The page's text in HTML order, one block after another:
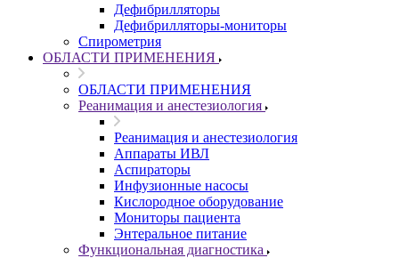
Дефибрилляторы
Дефибрилляторы-мониторы
Спирометрия
ОБЛАСТИ ПРИМЕНЕНИЯ
ОБЛАСТИ ПРИМЕНЕНИЯ
Реанимация и анестезиология
Реанимация и анестезиология
Аппараты ИВЛ
Аспираторы
Инфузионные насосы
Кислородное оборудование
Мониторы пациента
Энтеральное питание
Функциональная диагностика